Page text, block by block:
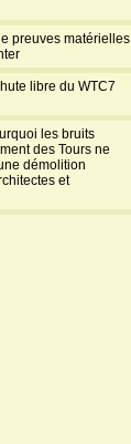
preuves matérielles
libre du WTC7
les bruits
des Tours ne
démolition
et